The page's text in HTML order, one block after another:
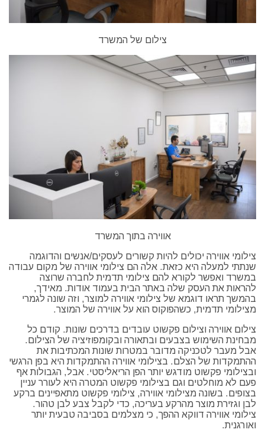
צילום של המשרד
אווירה בתוך המשרד
צילומי אווירה יכולים להיות קשורים לעסקים/אנשים והדוגמה
שנתתי למעלה היא כזאת. אלה הם צילומי אווירה של מקום עבודה
במשרד ואפשר לקורא להם צילומי תדמית לחברה שרוצה
להראות את העסק שלה באתר הבית בעמוד אודות. מאידך,
בהמשך תראו דוגמא של צילומי אווירה למוצר, וזה שונה לגמרי
מצילומי תדמית, כשהפוקוס הוא על אווירה של המוצר.
צילום אווירה וצילום פקשוט עובדים בדרכים שונות. קודם כל
מבחינת השימוש בצבעים ובתאורה ובקומפוזיציה של הצילום.
אבל מעבר לטכניקה מדובר במטרות שונות המכתיבות את
ההתמקדות של הצלם. בצילומי אווירה ההתמקדות היא בפן הרגשי
ובצילומי פקשוט מודגש יותר הפן הריאליסטי. אבל, הגבולות אף
פעם לא מוחלטים וגם בצילומי פקשוט המטרה היא לעורר עניין
בצופים. בשונה מצילומי אווירה, צילומי פקשוט מתאפיינים ברקע
לבן וגזירת מוצר מהרקע בעריכה, כדי לקבל צבע לבן טהור.
צילומי אווירה דווקא ההפך, כי מצלמים בסביבה טבעית יותר
ואורגנית.